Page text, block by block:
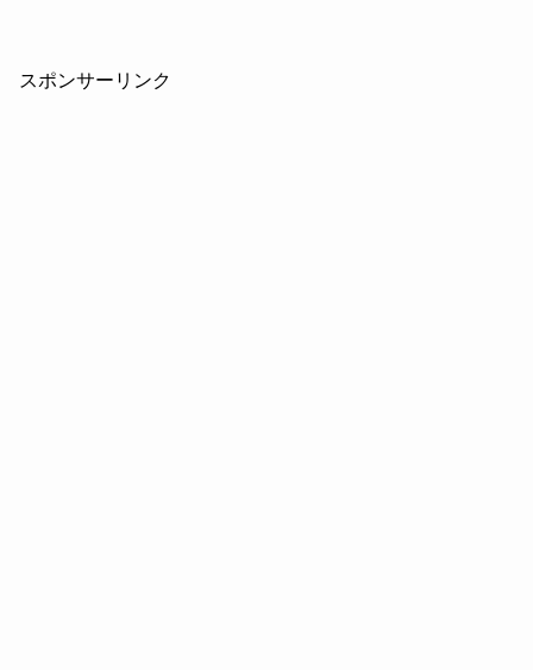
スポンサーリンク